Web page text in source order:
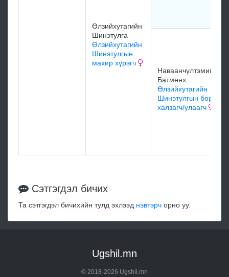
Өлзийхутагийн
Шинэтулга
Өлзийхутагийн
Шинэтулгын
махир хүрэгч
Наваанчүлтэмийн
Батмөнх
Өлзийхутагийн
Шинэтулгын бор
халзагч/улаагч
Сэтгэгдэл бичих
Та сэтгэгдэл бичихийн тулд эхлээд нэвтэрч орно уу.
Ugshil.mn
© 2018-2026 Ugshil.mn